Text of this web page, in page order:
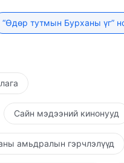
эсрэг нүгэл үйлдэж
үүргээ
ёстой. Үүргээ
гэрийн ажлын төлөө
сэтгэлээсээ
байдаг, Бурханы
зорилго чинь бол
сэтгэлээ нээж,
Түүнд хэлбэл
хайрладаг бол
“Өдөр тутмын Бурханы үг”
Сайн мэдээний кинонууд
амьдралын гэрчлэлүүд